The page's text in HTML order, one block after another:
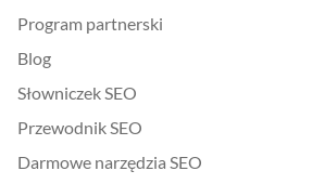
Program partnerski
Blog
Słowniczek SEO
Przewodnik SEO
Darmowe narzędzia SEO